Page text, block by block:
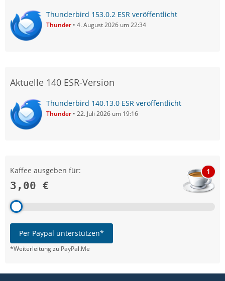
Thunderbird 153.0.2 ESR veröffentlicht
Thunder 4. August 2026 um 22:34
Aktuelle 140 ESR-Version
Thunderbird 140.13.0 ESR veröffentlicht
Thunder 22. Juli 2026 um 19:16
Kaffee ausgeben für:
3,00 €
1
Per Paypal unterstützen*
*Weiterleitung zu PayPal.Me